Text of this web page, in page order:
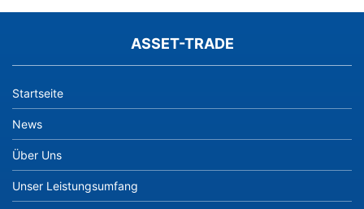
ASSET-TRADE
Startseite
News
Über Uns
Unser Leistungsumfang